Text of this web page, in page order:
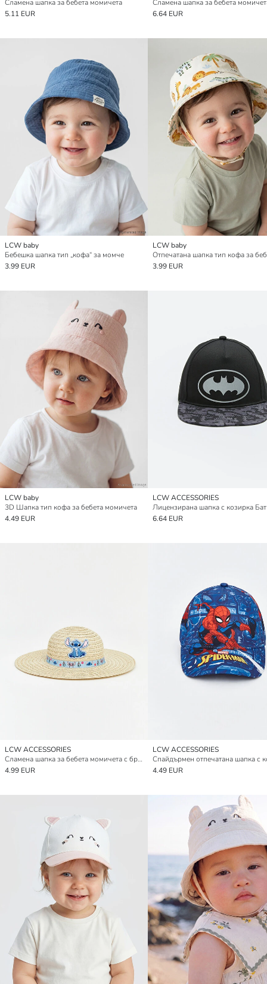
Сламена шапка за бебета момичета
5.11 EUR
Сламена шапка за бебета
6.64 EUR
LCW baby
Бебешка шапка тип „кофа“ за момче
3.99 EUR
LCW baby
3.99 EUR
LCW baby
3D Шапка тип кофа за бебета момичета
4.49 EUR
LCW ACCESSORIES
6.64 EUR
LCW ACCESSORIES
Сламена шапка за бебета момичета с бродиран Стич
4.99 EUR
LCW ACCESSORIES
4.49 EUR